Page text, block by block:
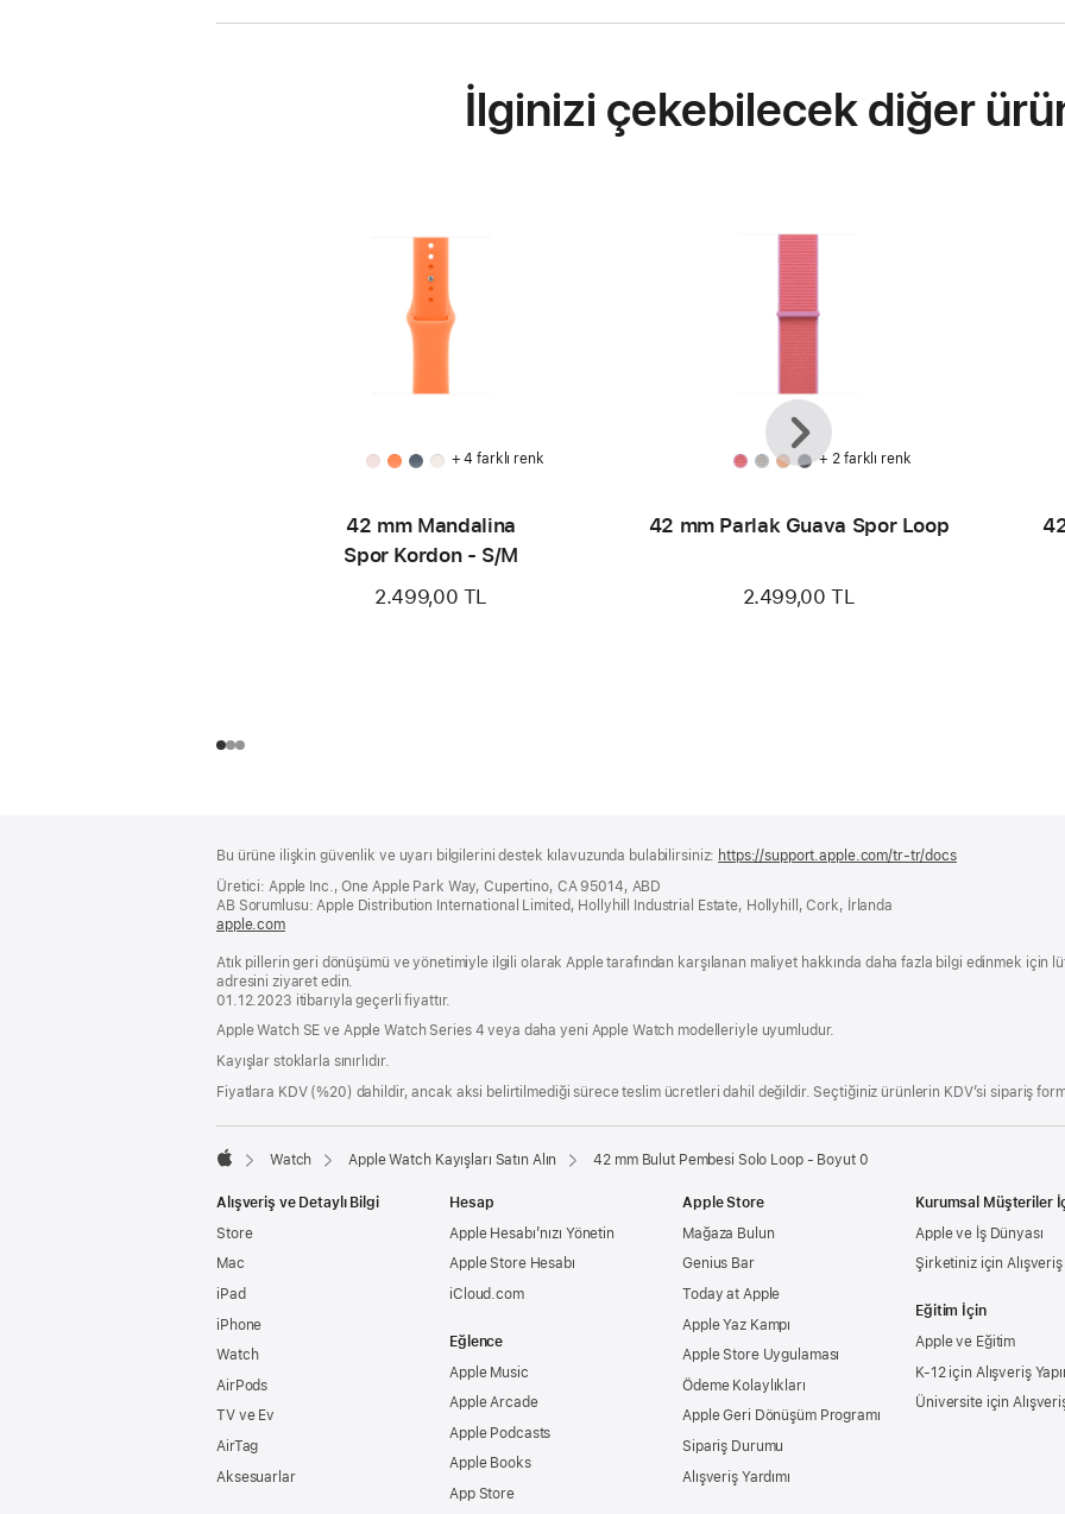
İlginizi çekebilecek diğer
+ 4 farklı renk
42 mm Mandalina
Spor Kordon - S/M
2.499,00 TL
+ 2 farklı renk
42 mm Parlak Guava Spor Loop
2.499,00 TL
Önceki
Sonraki
Bilgi
Bu ürüne ilişkin güvenlik ve uyarı bilgilerini destek kılavuzunda bulabilirsiniz: https://support.apple.com/tr-tr/docs(yeni
Üretici: Apple Inc., One Apple Park Way, Cupertino, CA 95014, ABD
AB Sorumlusu: Apple Distribution International Limited, Hollyhill Industrial Estate, Hollyhill, Cork, İrlanda
apple.com(yeni
pencerede
açılır)
Atık pillerin geri dönüşümü ve yönetimiyle ilgili olarak Apple tarafından karşılanan maliyet hakkında daha fazla bilgi edinmek için
adresini ziyaret edin.
01.12.2023 itibarıyla geçerli fiyattır.
Apple Watch SE ve Apple Watch Series 4 veya daha yeni Apple Watch modelleriyle uyumludur.
Kayışlar stoklarla sınırlıdır.
Fiyatlara KDV (%20) dahildir, ancak aksi belirtilmediği sürece teslim ücretleri dahil değildir. Seçtiğiniz ürünlerin KDV’si sipariş
Watch Apple Watch Kayışları Satın Alın 42 mm Bulut Pembesi Solo Loop - Boyut 0
Alışveriş ve Detaylı Bilgi
Store
Mac
iPad
iPhone
Watch
AirPods
TV ve Ev
AirTag
Aksesuarlar
Hesap
Apple Hesabı’nızı Yönetin
Apple Store Hesabı
iCloud.com
Eğlence
Apple Music
Apple Arcade
Apple Podcasts
Apple Books
App Store
Apple Store
Mağaza Bulun
Genius Bar
Today at Apple
Apple Yaz Kampı
Apple Store Uygulaması
Ödeme Kolaylıkları
Apple Geri Dönüşüm Programı
Sipariş Durumu
Alışveriş Yardımı
Kurumsal Müşteriler
Apple ve İş Dünyası
Şirketiniz için Alışveriş
Eğitim İçin
Apple ve Eğitim
K-12 için Alışveriş
Üniversite için